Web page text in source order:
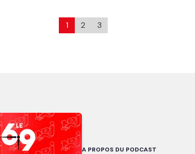
1 2 3
A PROPOS DU PODCAST